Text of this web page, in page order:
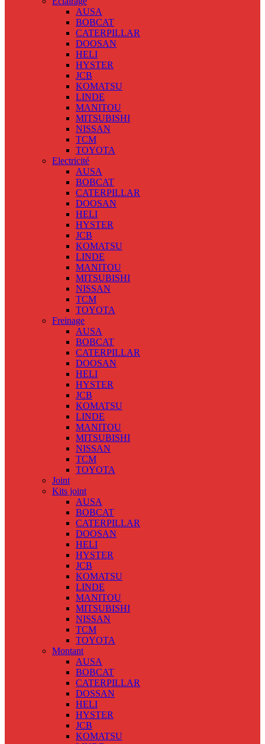
AUSA
BOBCAT
CATERPILLAR
DOOSAN
HELI
HYSTER
JCB
KOMATSU
LINDE
MANITOU
MITSUBISHI
NISSAN
TCM
TOYOTA
Electricité
AUSA
BOBCAT
CATERPILLAR
DOOSAN
HELI
HYSTER
JCB
KOMATSU
LINDE
MANITOU
MITSUBISHI
NISSAN
TCM
TOYOTA
Freinage
AUSA
BOBCAT
CATERPILLAR
DOOSAN
HELI
HYSTER
JCB
KOMATSU
LINDE
MANITOU
MITSUBISHI
NISSAN
TCM
TOYOTA
Joint
Kits joint
AUSA
BOBCAT
CATERPILLAR
DOOSAN
HELI
HYSTER
JCB
KOMATSU
LINDE
MANITOU
MITSUBISHI
NISSAN
TCM
TOYOTA
Montant
AUSA
BOBCAT
CATERPILLAR
DOSSAN
HELI
HYSTER
JCB
KOMATSU